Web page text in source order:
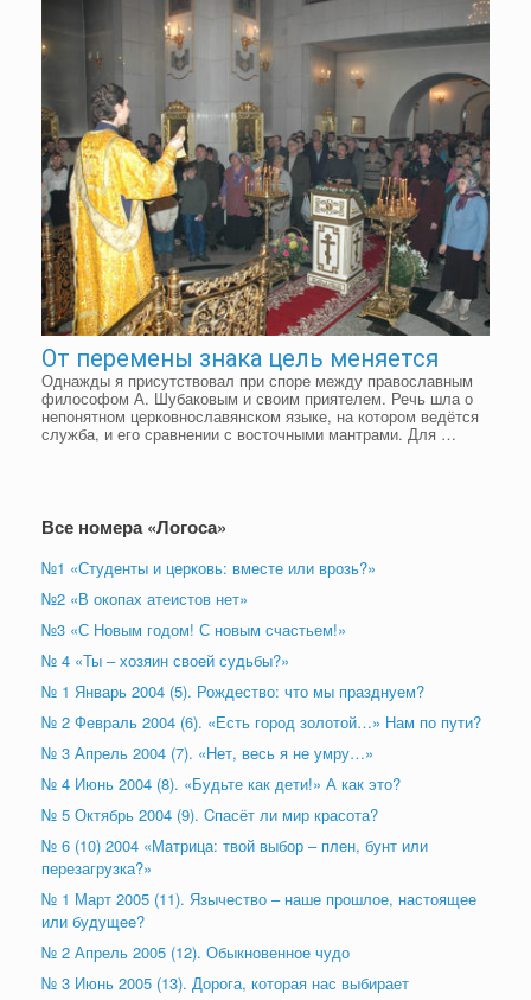
От перемены знака цель меняется
Однажды я присутствовал при споре между православным
философом А. Шубаковым и своим приятелем. Речь шла о
непонятном церковнославянском языке, на котором ведётся
служба, и его сравнении с восточными мантрами. Для …
Все номера «Логоса»
№1 «Студенты и церковь: вместе или врозь?»
№2 «В окопах атеистов нет»
№3 «С Новым годом! С новым счастьем!»
№ 4 «Ты – хозяин своей судьбы?»
№ 1 Январь 2004 (5). Рождество: что мы празднуем?
№ 2 Февраль 2004 (6). «Есть город золотой…» Нам по пути?
№ 3 Апрель 2004 (7). «Нет, весь я не умру…»
№ 4 Июнь 2004 (8). «Будьте как дети!» А как это?
№ 5 Октябрь 2004 (9). Cпасёт ли мир красота?
№ 6 (10) 2004 «Матрица: твой выбор – плен, бунт или
перезагрузка?»
№ 1 Март 2005 (11). Язычество – наше прошлое, настоящее
или будущее?
№ 2 Апрель 2005 (12). Обыкновенное чудо
№ 3 Июнь 2005 (13). Дорога, которая нас выбирает